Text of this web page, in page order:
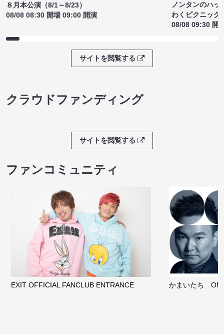
８月本公演（8/1～8/23）
08/08 08:30 開場 09:00 開演
ノンタンのハッ
わくピクニック
08/08 09:30 開
サイトを閲覧する
クラウドファンディング
サイトを閲覧する
ファンコミュニティ
EXIT OFFICIAL FANCLUB ENTRANCE かまいたち